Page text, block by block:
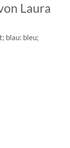
Laura
blau: bleu;